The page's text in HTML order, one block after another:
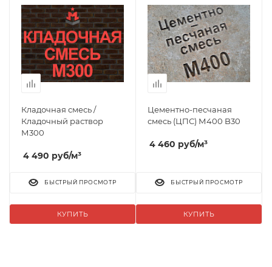
Кладочная смесь /
Кладочный раствор
М300
4 490 руб/м³
КУПИТЬ
БЫСТРЫЙ ПРОСМОТР
Цементно-песчаная
смесь (ЦПС) М400 B30
4 460 руб/м³
КУПИТЬ
БЫСТРЫЙ ПРОСМОТР